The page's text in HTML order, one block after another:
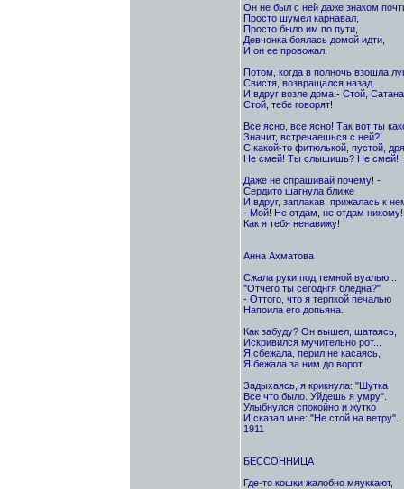
Он не был с ней даже знаком
Просто шумел карнавал,
Просто было им по пути,
Девчонка боялась домой идти,
И он ее провожал.
Потом, когда в полночь взошла
Свистя, возвращался назад.
И вдруг возле дома:- Стой,
Стой, тебе говорят!
Все ясно, все ясно! Так вот ты
Значит, встречаешься с ней?!
С какой-то фитюлькой, пустой,
Не смей! Ты слышишь? Не смей!
Даже не спрашивай почему! -
Сердито шагнула ближе
И вдруг, заплакав, прижалась к
- Мой! Не отдам, не отдам никому!
Как я тебя ненавижу!
Анна Ахматова
Сжала руки под темной вуалью...
"Отчего ты сегоднгя бледна?"
- Оттого, что я терпкой печалью
Напоила его допьяна.
Как забуду? Он вышел, шатаясь,
Искривился мучительно рот...
Я сбежала, перил не касаясь,
Я бежала за ним до ворот.
Задыхаясь, я крикнула: "Шутка
Все что было. Уйдешь я умру".
Улыбнулся спокойно и жутко
И сказал мне: "Не стой на ветру".
1911
БЕССОННИЦА
Где-то кошки жалобно мяуккают,